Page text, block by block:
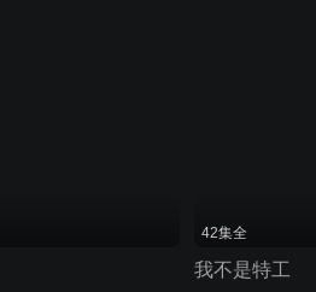
42集全
我不是特工